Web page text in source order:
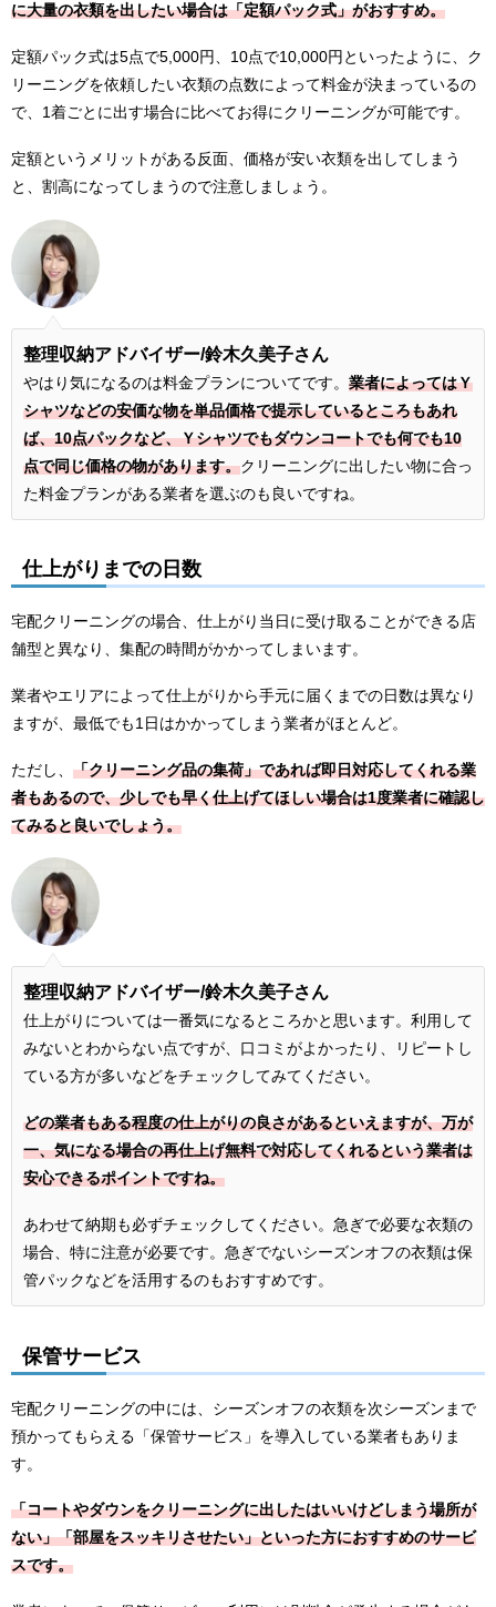
に大量の衣類を出したい場合は「定額パック式」がおすすめ。
定額パック式は5点で5,000円、10点で10,000円といったように、ク
リーニングを依頼したい衣類の点数によって料金が決まっているの
で、1着ごとに出す場合に比べてお得にクリーニングが可能です。
定額というメリットがある反面、価格が安い衣類を出してしまう
と、割高になってしまうので注意しましょう。
整理収納アドバイザー/鈴木久美子さん
やはり気になるのは料金プランについてです。 業者によってはＹ
シャツなどの安価な物を単品価格で提示しているところもあれ
ば、10点パックなど、Ｙシャツでもダウンコートでも何でも10
点で同じ価格の物があります。クリーニングに出したい物に合っ
た料金プランがある業者を選ぶのも良いですね。
仕上がりまでの日数
宅配クリーニングの場合、仕上がり当日に受け取ることができる店
舗型と異なり、集配の時間がかかってしまいます。
業者やエリアによって仕上がりから手元に届くまでの日数は異なり
ますが、最低でも1日はかかってしまう業者がほとんど。
ただし、 「クリーニング品の集荷」であれば即日対応してくれる業
者もあるので、少しでも早く仕上げてほしい場合は1度業者に確認し
てみると良いでしょう。
整理収納アドバイザー/鈴木久美子さん
仕上がりについては一番気になるところかと思います。利用して
みないとわからない点ですが、口コミがよかったり、リピートし
ている方が多いなどをチェックしてみてください。
どの業者もある程度の仕上がりの良さがあるといえますが、万が
一、気になる場合の再仕上げ無料で対応してくれるという業者は
安心できるポイントですね。
あわせて納期も必ずチェックしてください。急ぎで必要な衣類の
場合、特に注意が必要です。急ぎでないシーズンオフの衣類は保
管パックなどを活用するのもおすすめです。
保管サービス
宅配クリーニングの中には、シーズンオフの衣類を次シーズンまで
預かってもらえる「保管サービス」を導入している業者もありま
す。
「コートやダウンをクリーニングに出したはいいけどしまう場所が
ない」「部屋をスッキリさせたい」といった方におすすめのサービ
スです。